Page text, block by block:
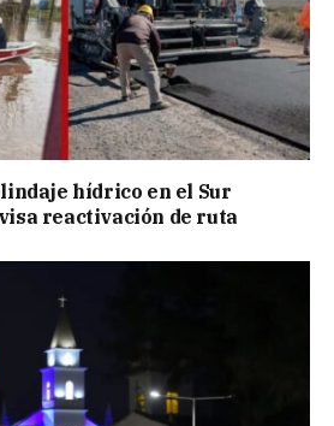
hídrico en el Sur
reactivación de ruta